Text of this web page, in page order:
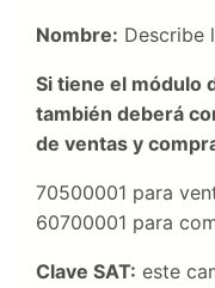
Nombre: Describe
Si tiene el módulo
también deberá
de ventas y
70500001 para
60700001 para
Clave SAT: este